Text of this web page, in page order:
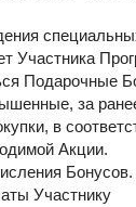
Участника
Подарочные
за
в
Акции.
Участнику